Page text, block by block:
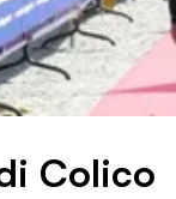
Colico